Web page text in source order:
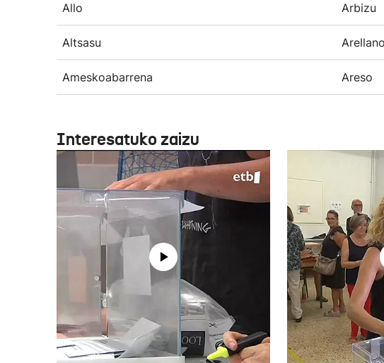
Allo Arbizu
Altsasu Arellano
Ameskoabarrena Areso
Interesatuko zaizu